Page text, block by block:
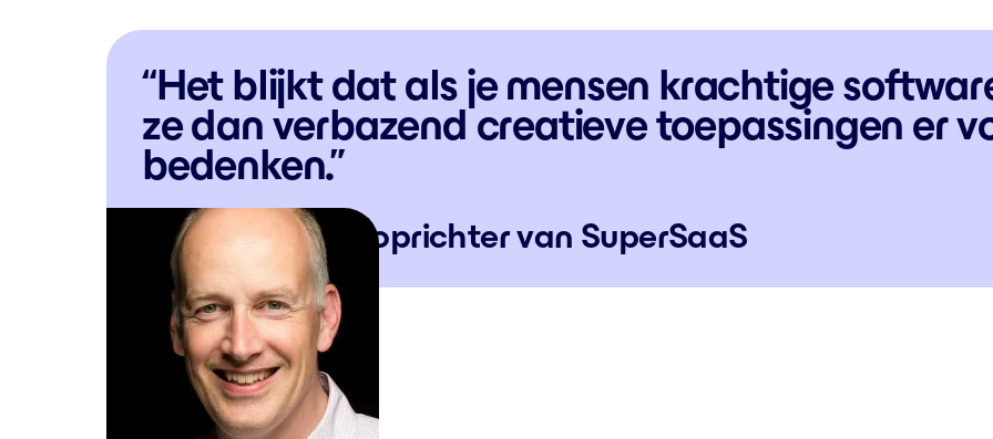
“Het blijkt dat als je mensen krachtige
ze dan verbazend creatieve toepassingen er
bedenken.”
– Jan M. Faber, oprichter van SuperSaaS